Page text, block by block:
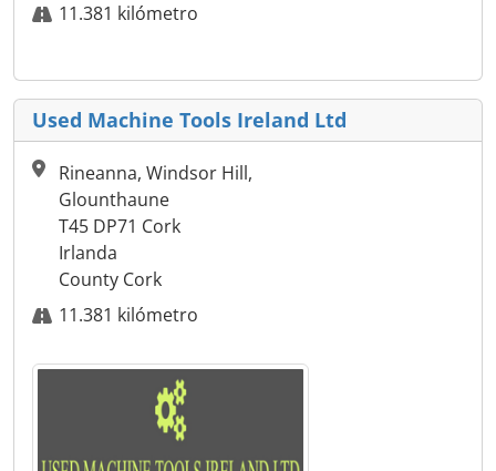
11.381 kilómetro
Used Machine Tools Ireland Ltd
Rineanna, Windsor Hill,
Glounthaune
T45 DP71 Cork
Irlanda
County Cork
11.381 kilómetro